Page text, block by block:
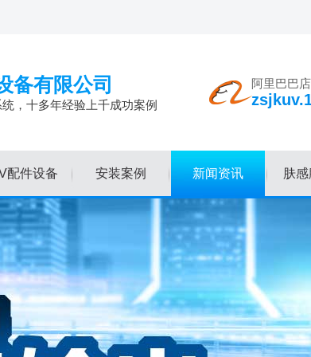
备有限公司
，十多年经验上千成功案例
阿里巴巴
配件设备 安装案例 新闻资讯 肤